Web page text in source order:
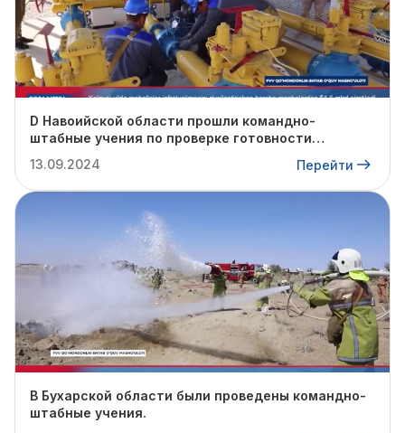
D Навоийской области прошли командно-
штабные учения по проверке готовности
отопительному сезону.
13.09.2024 Перейти
В Бухарской области были проведены командно-
штабные учения.